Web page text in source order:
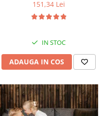
151,34 Lei
IN STOC
ADAUGA IN COS